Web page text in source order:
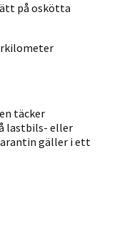
på oskötta
täcker
lastbils- eller
gäller i ett